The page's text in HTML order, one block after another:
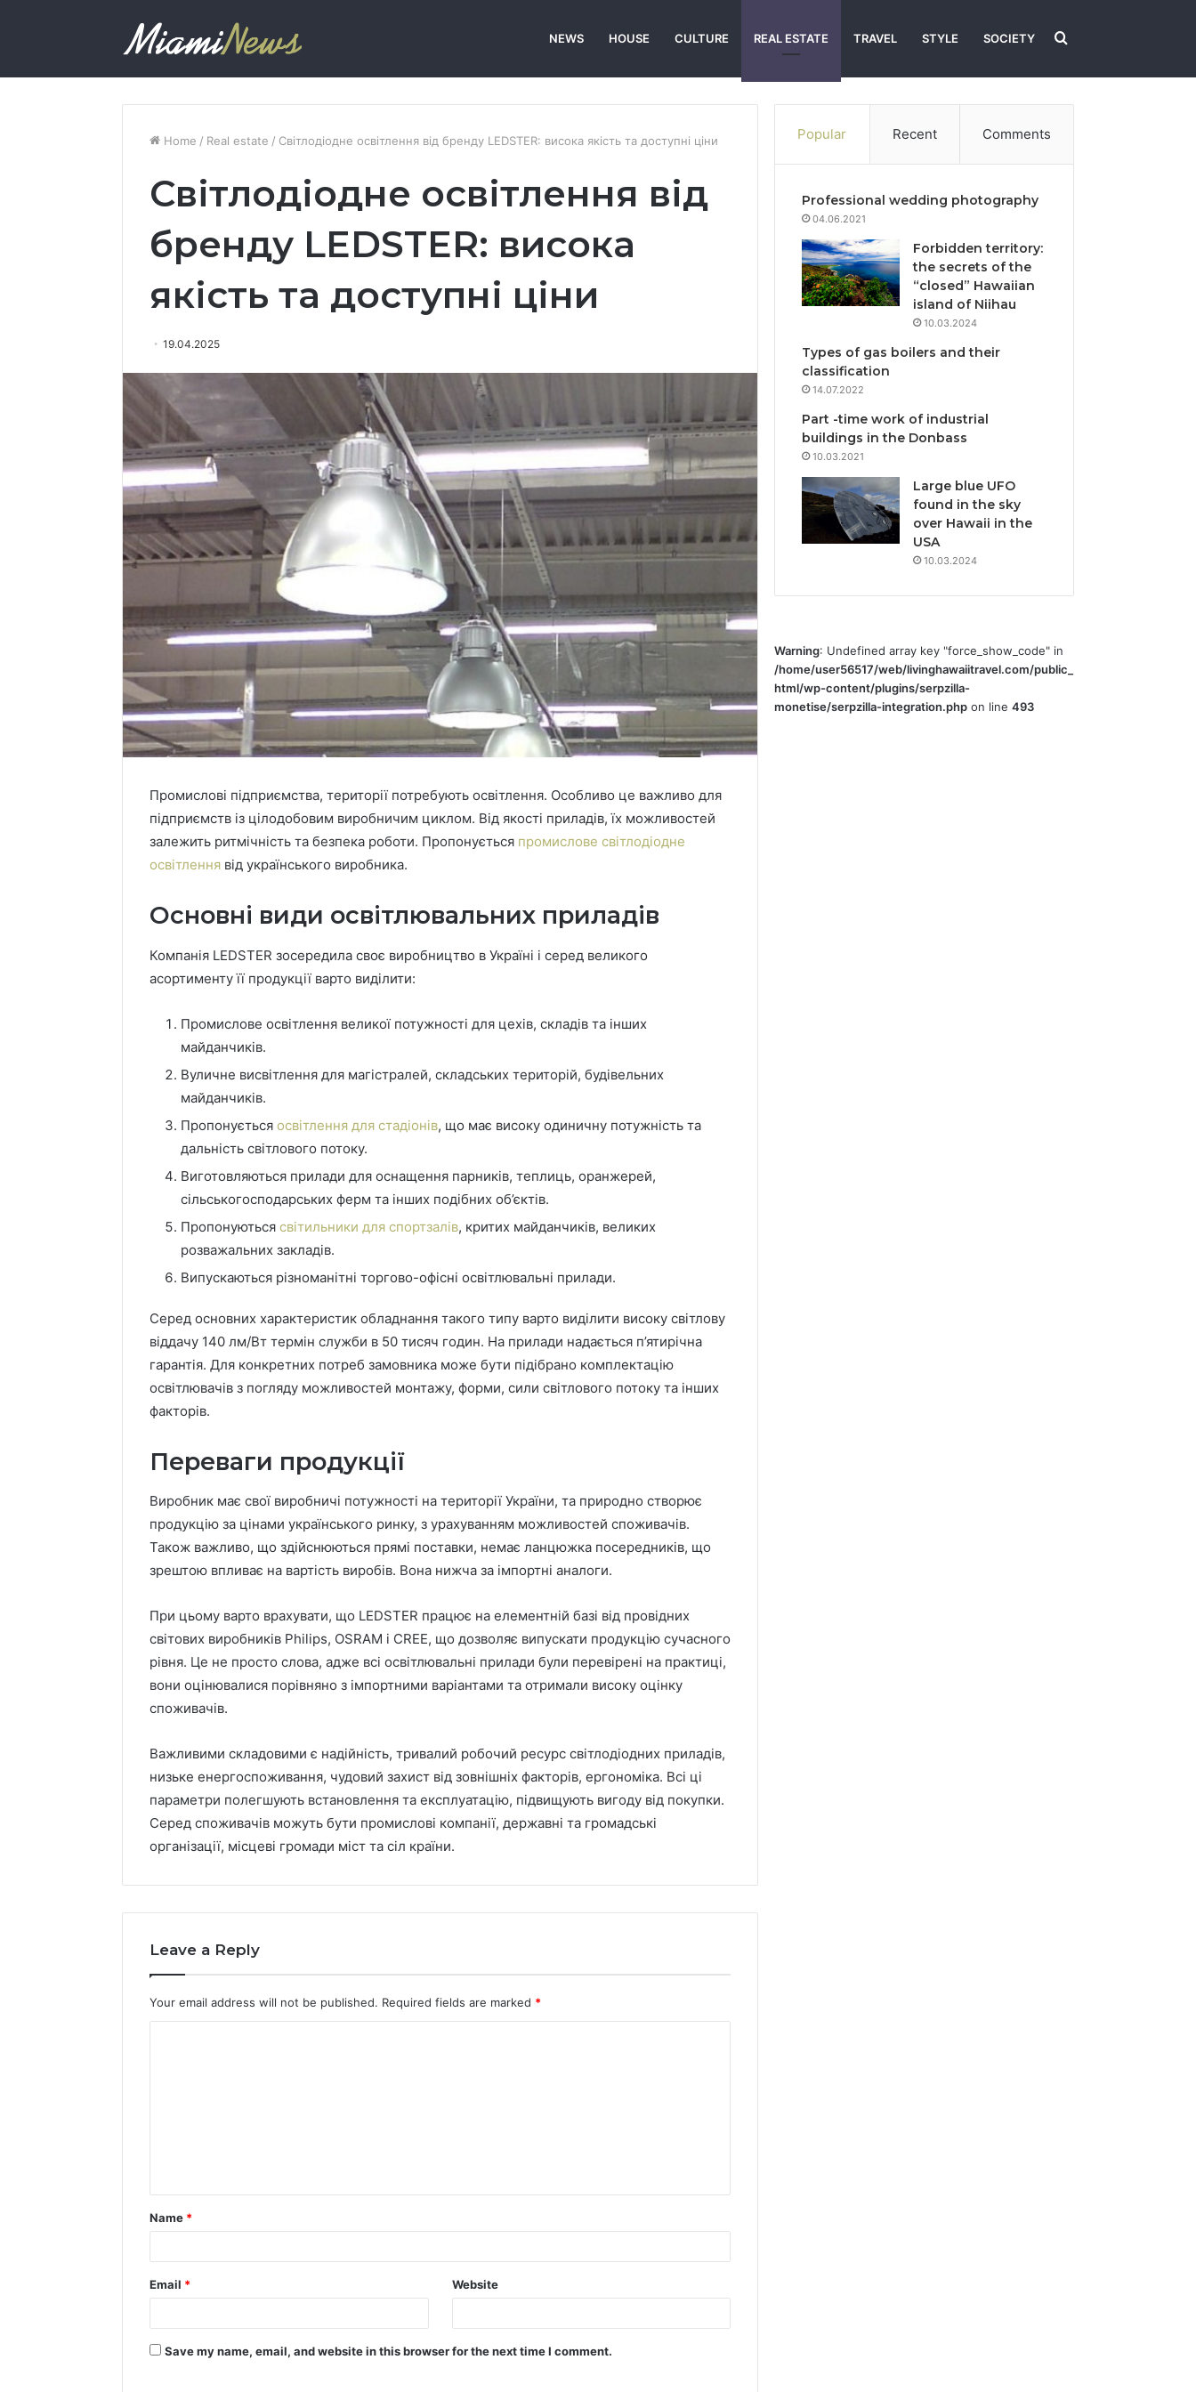
NEWS HOUSE CULTURE REAL ESTATE TRAVEL STYLE SOCIETY Search
Home / Real estate / Світлодіодне освітлення від бренду LEDSTER: висока якість та доступні ціни
Світлодіодне освітлення від
бренду LEDSTER: висока
якість та доступні ціни
19.04.2025
Промислові підприємства, території потребують освітлення. Особливо це важливо для
підприємств із цілодобовим виробничим циклом. Від якості приладів, їх можливостей
залежить ритмічність та безпека роботи. Пропонується промислове світлодіодне
освітлення від українського виробника.
Основні види освітлювальних приладів
Компанія LEDSTER зосередила своє виробництво в Україні і серед великого
асортименту її продукції варто виділити:
Промислове освітлення великої потужності для цехів, складів та інших
майданчиків.
Вуличне висвітлення для магістралей, складських територій, будівельних
майданчиків.
Пропонується освітлення для стадіонів, що має високу одиничну потужність та
дальність світлового потоку.
Виготовляються прилади для оснащення парників, теплиць, оранжерей,
сільськогосподарських ферм та інших подібних об’єктів.
Пропонуються світильники для спортзалів, критих майданчиків, великих
розважальних закладів.
Випускаються різноманітні торгово-офісні освітлювальні прилади.
Серед основних характеристик обладнання такого типу варто виділити високу світлову
віддачу 140 лм/Вт термін служби в 50 тисяч годин. На прилади надається п’ятирічна
гарантія. Для конкретних потреб замовника може бути підібрано комплектацію
освітлювачів з погляду можливостей монтажу, форми, сили світлового потоку та інших
факторів.
Переваги продукції
Виробник має свої виробничі потужності на території України, та природно створює
продукцію за цінами українського ринку, з урахуванням можливостей споживачів.
Також важливо, що здійснюються прямі поставки, немає ланцюжка посередників, що
зрештою впливає на вартість виробів. Вона нижча за імпортні аналоги.
При цьому варто врахувати, що LEDSTER працює на елементній базі від провідних
світових виробників Philips, OSRAM і CREE, що дозволяє випускати продукцію сучасного
рівня. Це не просто слова, адже всі освітлювальні прилади були перевірені на практиці,
вони оцінювалися порівняно з імпортними варіантами та отримали високу оцінку
споживачів.
Важливими складовими є надійність, тривалий робочий ресурс світлодіодних приладів,
низьке енергоспоживання, чудовий захист від зовнішніх факторів, ергономіка. Всі ці
параметри полегшують встановлення та експлуатацію, підвищують вигоду від покупки.
Серед споживачів можуть бути промислові компанії, державні та громадські
організації, місцеві громади міст та сіл країни.
Leave a Reply
Your email address will not be published. Required fields are marked *
t
*
Name *
Email * Website
Save my name, email, and website in this browser for the next time I comment.
Popular Recent Comments
Professional wedding photography
04.06.2021
Forbidden territory:
the secrets of the
“closed” Hawaiian
island of Niihau
10.03.2024
Types of gas boilers and their
classification
14.07.2022
Part -time work of industrial
buildings in the Donbass
10.03.2021
Large blue UFO
found in the sky
over Hawaii in the
USA
10.03.2024
Warning: Undefined array key "force_show_code" in
/home/user56517/web/livinghawaiitravel.com/public_
html/wp-content/plugins/serpzilla-
monetise/serpzilla-integration.php on line493